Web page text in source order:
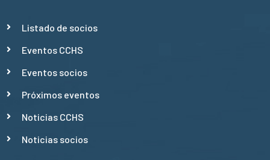
Listado de socios
Eventos CCHS
Eventos socios
Próximos eventos
Noticias CCHS
Noticias socios